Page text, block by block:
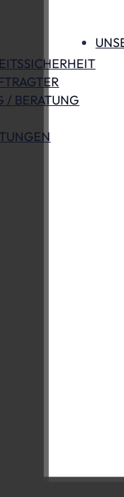
/ BERATUNG